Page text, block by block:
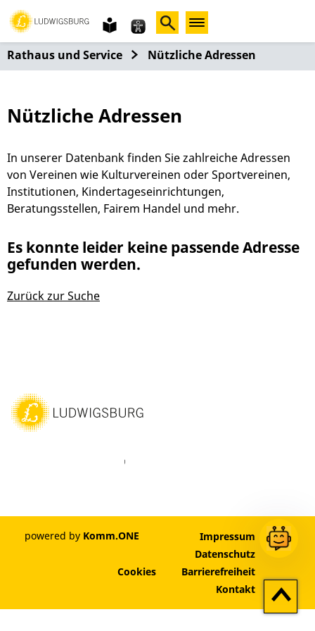
Gebärdensprache
leichte
Sprache
Rathaus und Service Nützliche Adressen
Nützliche Adressen
In unserer Datenbank finden Sie zahlreiche Adressen
von Vereinen wie Kulturvereinen oder Sportvereinen,
Institutionen, Kindertageseinrichtungen,
Beratungsstellen, Fairem Handel und mehr.
Es konnte leider keine passende Adresse
gefunden werden.
Zurück zur Suche
LinkedIn
powered by Komm.ONE
Impressum
Datenschutz
Cookies
Barrierefreiheit
Kontakt
Zum